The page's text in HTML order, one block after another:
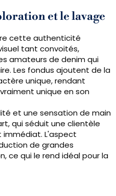
et le lavage
cette authenticité
tant convoités,
amateurs de denim qui
Les fondus ajoutent de la
unique, rendant
unique en son
et une sensation de main
qui séduit une clientèle
L'aspect
de grandes
ce qui le rend idéal pour la